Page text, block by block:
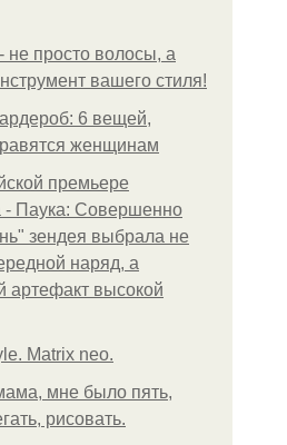
не просто волосы, а
вашего стиля!
6 вещей,
женщинам
премьере
- Паука: Совершенно
зендея выбрала не
наряд, а
артефакт высокой
Matrix neo.
мне было пять,
рисовать.